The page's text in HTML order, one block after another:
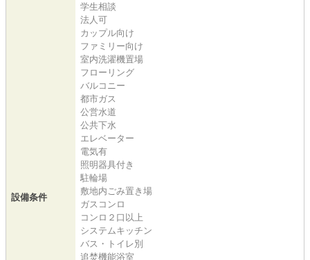
設備条件
学生相談
法人可
カップル向け
ファミリー向け
室内洗濯機置場
フローリング
バルコニー
都市ガス
公営水道
公共下水
エレベーター
電気有
照明器具付き
駐輪場
敷地内ごみ置き場
ガスコンロ
コンロ２口以上
システムキッチン
バス・トイレ別
追焚機能浴室